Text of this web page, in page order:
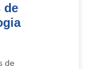
de
de